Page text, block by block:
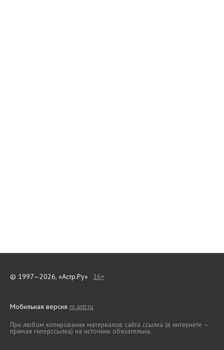
© 1997—2026, «Астр.Ру» 16+
Мобильная версия m.astr.ru
При любом копировании материалов сайта ссылка (в интернете —
прямая гиперссылка) на источник обязательна.